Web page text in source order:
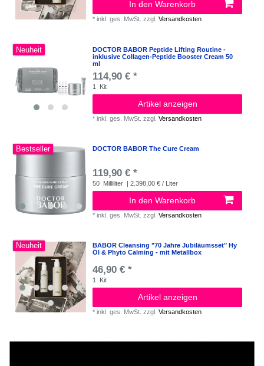
In den Warenkorb
*inkl. ges. MwSt. zzgl.Versandkosten
Neuheit
DOCTOR BABOR Peptide Lifting Routine -
inklusive Collagen-Peptide Booster Cream 50
ml
114,90 € *
1 Kit
Artikel anzeigen
*inkl. ges. MwSt. zzgl.Versandkosten
Bestseller DOCTOR BABOR The Cure Cream
119,90 € *
50 Milliliter | 2.398,00 € / Liter
In den Warenkorb
*inkl. ges. MwSt. zzgl.Versandkosten
Neuheit
BABOR Cleansing "70 Jahre Jubiläumsset" Hy
Öl & Phyto Calming - mit Metallbox
46,90 € *
1 Kit
Artikel anzeigen
*inkl. ges. MwSt. zzgl.Versandkosten